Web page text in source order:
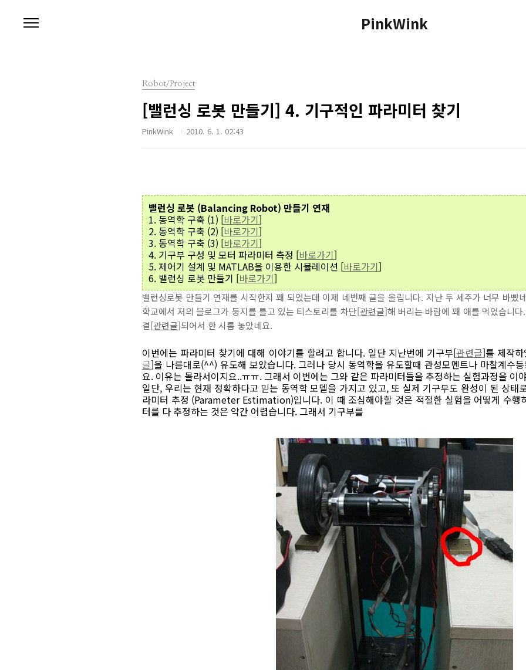
PinkWink
Robot/Project
[밸런싱 로봇 만들기] 4. 기구적인 파라미터 찾기
PinkWink 2010. 6. 1. 02:43
밸런싱 로봇 (Balancing Robot) 만들기 연재
1. 동역학 구축 (1) [바로가기]
2. 동역학 구축 (2) [바로가기]
3. 동역학 구축 (3) [바로가기]
4. 기구부 구성 및 모터 파라미터 측정 [바로가기]
5. 제어기 설계 및 MATLAB을 이용한 시뮬레이션 [바로가기]
6. 밸런싱 로봇 만들기 [바로가기]
밸런싱로봇 만들기 연재를 시작한지 꽤 되었는데 이제 네번째 글을 올립니다. 지난 두 세주가 너무 바빴
학교에서 저의 블로그가 둥지를 틀고 있는 티스토리를 차단[관련글]해 버리는 바람에 꽤 애를 먹었습니
결[관련글]되어서 한 시름 놓았네요.
이번에는 파라미터 찾기에 대해 이야기를 할려고 합니다. 일단 지난번에 기구부[관련글]를 제작
글]을 나름대로(^^) 유도해 보았습니다. 그러나 당시 동역학을 유도할때 관성모멘트나 마찰계수
요. 이유는 몰라서이지요..ㅠㅠ. 그래서 이번에는 그와 같은 파라미터들을 추정하는 실험과정을 이
일단, 우리는 현재 정확하다고 믿는 동역학 모델을 가지고 있고, 또 실제 기구부도 완성이 된 상태
라미터 추정 (Parameter Estimation)입니다. 이 때 조심해야할 것은 적절한 실험을 어떻게 수행
터를 다 추정하는 것은 약간 어렵습니다. 그래서 기구부를